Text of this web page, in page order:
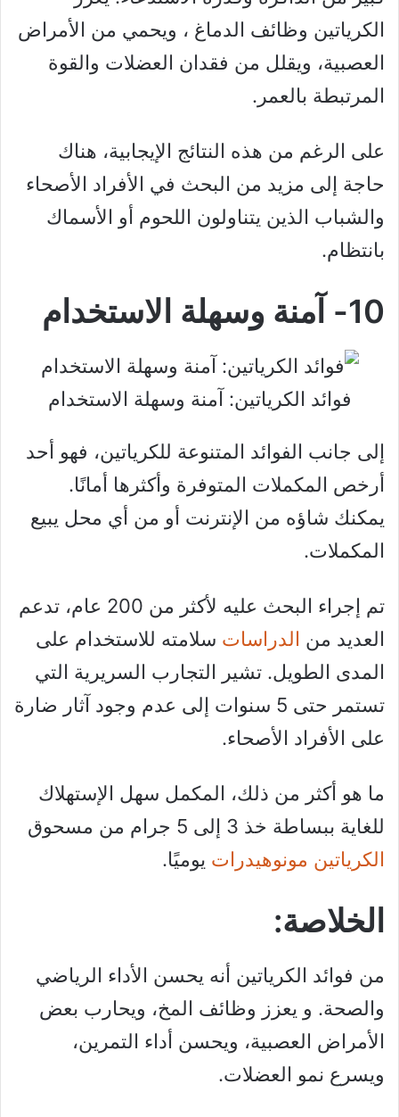
الكرياتين وظائف الدماغ ، ويحمي من الأمراض
العصبية، ويقلل من فقدان العضلات والقوة
المرتبطة بالعمر.
على الرغم من هذه النتائج الإيجابية، هناك
حاجة إلى مزيد من البحث في الأفراد الأصحاء
والشباب الذين يتناولون اللحوم أو الأسماك
بانتظام.
10- آمنة وسهلة الاستخدام
فوائد الكرياتين: آمنة وسهلة الاستخدام
إلى جانب الفوائد المتنوعة للكرياتين، فهو أحد
أرخص المكملات المتوفرة وأكثرها أمانًا.
يمكنك شاؤه من الإنترنت أو من أي محل يبيع
المكملات.
تم إجراء البحث عليه لأكثر من 200 عام، تدعم
العديد من الدراسات سلامته للاستخدام على
المدى الطويل. تشير التجارب السريرية التي
تستمر حتى 5 سنوات إلى عدم وجود آثار ضارة
على الأفراد الأصحاء.
ما هو أكثر من ذلك، المكمل سهل الإستهلاك
للغاية ببساطة خذ 3 إلى 5 جرام من مسحوق
الكرياتين مونوهيدرات يوميًا.
الخلاصة:
من فوائد الكرياتين أنه يحسن الأداء الرياضي
والصحة. و يعزز وظائف المخ، ويحارب بعض
الأمراض العصبية، ويحسن أداء التمرين،
ويسرع نمو العضلات.